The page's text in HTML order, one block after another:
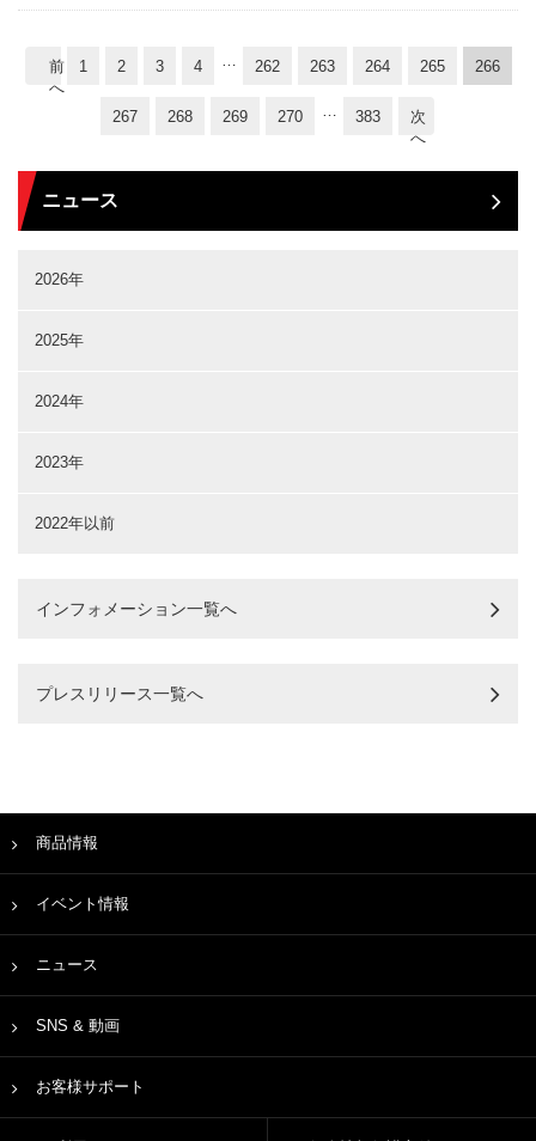
前
へ
1 2 3 4 … 262 263 264 265 266
267 268 269 270 … 383
次
へ
ニュース
2026年
2025年
2024年
2023年
2022年以前
インフォメーション一覧へ
プレスリリース一覧へ
商品情報
イベント情報
ニュース
SNS & 動画
お客様サポート